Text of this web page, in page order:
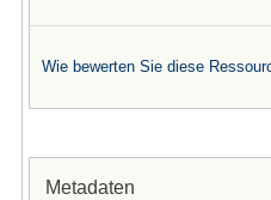
Wie bewerten Sie diese
Metadaten